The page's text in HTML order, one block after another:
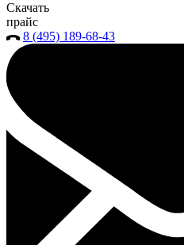
Скачать
прайс
8 (495) 189-68-43